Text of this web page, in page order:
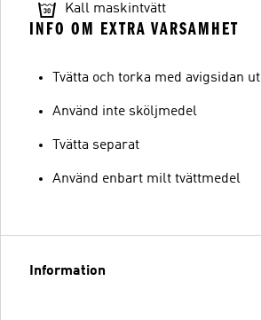
Kall maskintvätt
INFO OM EXTRA VARSAMHET
Tvätta och torka med avigsidan ut
Använd inte sköljmedel
Tvätta separat
Använd enbart milt tvättmedel
Information